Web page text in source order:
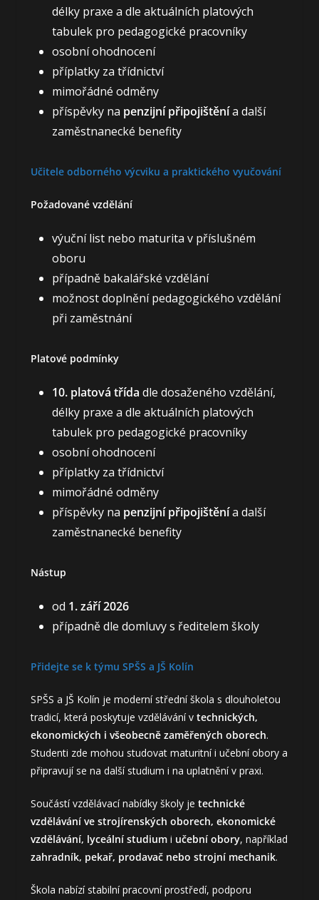
délky praxe a dle aktuálních platových
tabulek pro pedagogické pracovníky
osobní ohodnocení
příplatky za třídnictví
mimořádné odměny
příspěvky na penzijní připojištěnía další
zaměstnanecké benefity
Učitele odborného výcviku a praktického vyučování
Požadované vzdělání
výuční list nebo maturita v příslušném
oboru
případně bakalářské vzdělání
možnost doplnění pedagogického vzdělání
při zaměstnání
Platové podmínky
10. platová třída dle dosaženého vzdělání,
délky praxe a dle aktuálních platových
tabulek pro pedagogické pracovníky
osobní ohodnocení
příplatky za třídnictví
mimořádné odměny
příspěvky na penzijní připojištěnía další
zaměstnanecké benefity
Nástup
od 1. září 2026
případně dle domluvy s ředitelem školy
Přidejte se k týmu SPŠS a JŠ Kolín
SPŠS a JŠ Kolín je moderní střední škola s dlouholetou
tradicí, která poskytuje vzdělávání v technických,
ekonomických i všeobecně zaměřených oborech.
Studenti zde mohou studovat maturitní i učební obory a
připravují se na další studium i na uplatnění v praxi.
Součástí vzdělávací nabídky školy je technické
vzdělávání ve strojírenských oborech, ekonomické
vzdělávání, lyceální studiumi učební obory, například
zahradník, pekař, prodavač nebo strojní mechanik.
Škola nabízí stabilní pracovní prostředí, podporu